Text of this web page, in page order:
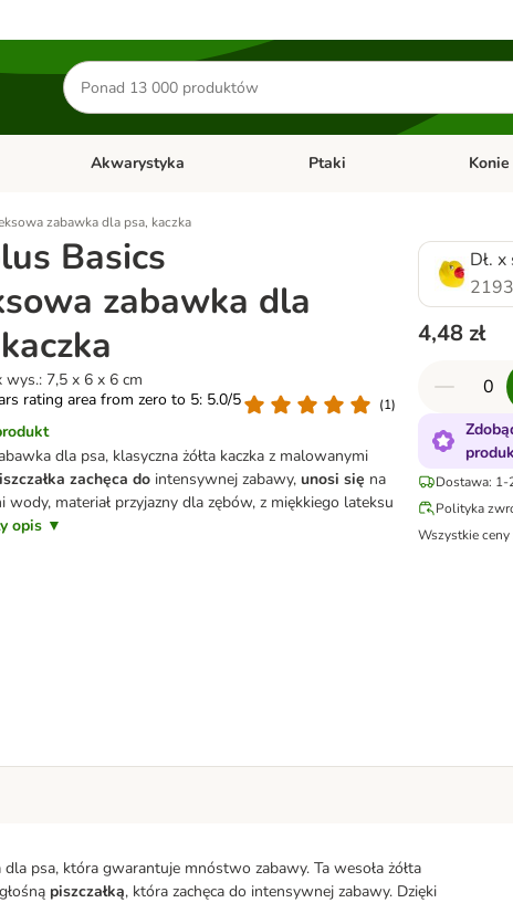
Szukaj
produktów
Otwórz menu kategorii: Małe zwierzęta
Akwarystyka Otwórz menu kategorii:
Ptaki Otwórz
Konie
zabawka dla psa, kaczka
Basics
zabawka dla
wys.: 7,5 x 6 x 6 cm
rating area from zero to 5: 5.0/5
(1)
dla psa, klasyczna żółta kaczka z malowanymi
zachęca do intensywnej zabawy,unosi się na
wody, materiał przyjazny dla zębów, z miękkiego lateksu
opis ▼
Dł.
4,48 zł
Dostawa: 1-
Polityka
Wszystkie
psa, która gwarantuje mnóstwo zabawy. Ta wesoła żółta
piszczałką, która zachęca do intensywnej zabawy. Dzięki